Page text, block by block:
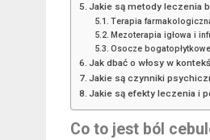
Jakie są metody leczenia
Terapia
Mezoterapia igłowa i
Osocze bogatopłytkowe
Jak dbać o włosy w
Jakie są czynniki
Jakie są efekty leczenia i
Co to jest ból